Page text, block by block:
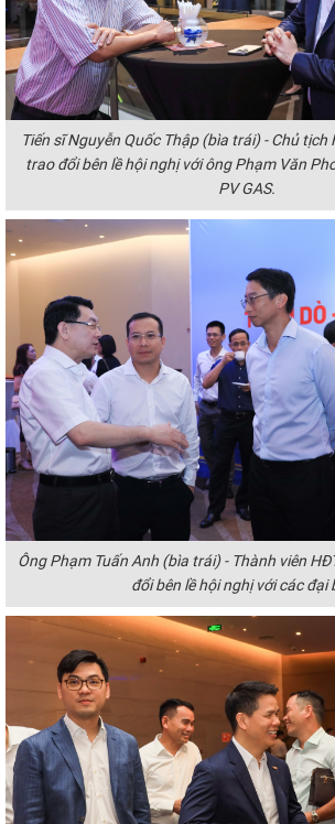
Tiến sĩ Nguyễn Quốc Thập (bìa trái) - Chủ tịch
trao đổi bên lề hội nghị với ông Phạm Văn
PV GAS.
Ông Phạm Tuấn Anh (bìa trái) - Thành viên
đổi bên lề hội nghị với các đại